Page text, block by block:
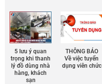
5 lưu ý quan
trọng khi thanh
lý đồ dùng nhà
hàng, khách
sạn
THÔNG BÁO
Về việc tuyển
dụng viên chức